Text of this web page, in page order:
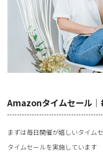
Amazonタイムセール｜
まずは毎日開催が嬉しいタイム
タイムセールを実施しています